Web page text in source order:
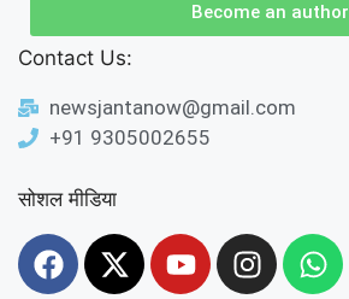
Become an author
Contact Us:
newsjantanow@gmail.com
+91 9305002655
सोशल मीडिया